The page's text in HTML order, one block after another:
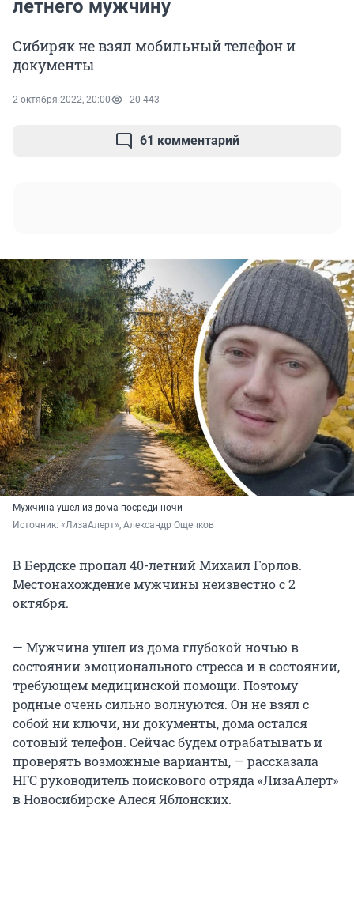
летнего мужчину
Сибиряк не взял мобильный телефон и
документы
2 октября 2022, 20:00 20 443
61 комментарий
Мужчина ушел из дома посреди ночи
Источник: «ЛизаАлерт», Александр Ощепков
В Бердске пропал 40-летний Михаил Горлов.
Местонахождение мужчины неизвестно с 2
октября.
— Мужчина ушел из дома глубокой ночью в
состоянии эмоционального стресса и в состоянии,
требующем медицинской помощи. Поэтому
родные очень сильно волнуются. Он не взял с
собой ни ключи, ни документы, дома остался
сотовый телефон. Сейчас будем отрабатывать и
проверять возможные варианты, — рассказала
НГС руководитель поискового отряда «ЛизаАлерт»
в Новосибирске Алеся Яблонских.